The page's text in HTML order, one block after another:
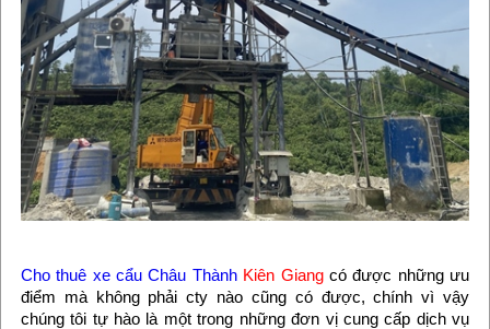
Cho thuê xe cẩuChâu ThànhKiên Giangcó được những ưu
điểm mà không phải cty nào cũng có được, chính vì vậy
chúng tôi tự hào là một trong những đơn vị cung cấp dịch vụ